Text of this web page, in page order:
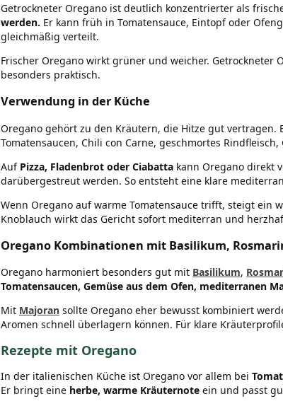
Getrockneter Oregano ist deutlich konzentrierter als
werden. Er kann früh in Tomatensauce, Eintopf oder
gleichmäßig verteilt.
Frischer Oregano wirkt grüner und weicher.
besonders praktisch.
Verwendung in der Küche
Oregano gehört zu den Kräutern, die Hitze gut vertragen.
Tomatensaucen, Chili con Carne, geschmortes
Auf Pizza, Fladenbrot oder Ciabatta kann Oregano direkt
darübergestreut werden. So entsteht eine klare
Wenn Oregano auf warme Tomatensauce trifft, steigt ein
Knoblauch wirkt das Gericht sofort mediterran und
Oregano Kombinationen mit Basilikum,
Oregano harmoniert besonders gut mit Basilikum,
Tomatensaucen, Gemüse aus dem Ofen, mediterranen
Mit Majoran sollte Oregano eher bewusst kombiniert
Aromen schnell überlagern können. Für klare
Rezepte mit Oregano
In der italienischen Küche ist Oregano vor allem bei
Er bringt eine herbe, warme Kräuternote ein und passt